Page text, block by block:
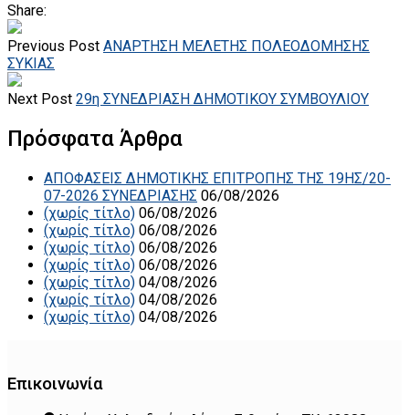
Share:
Previous Post ΑΝΑΡΤΗΣΗ ΜΕΛΕΤΗΣ ΠΟΛΕΟΔΟΜΗΣΗΣ
ΣΥΚΙΑΣ
Next Post 29η ΣΥΝΕΔΡΙΑΣΗ ΔΗΜΟΤΙΚΟΥ ΣΥΜΒΟΥΛΙΟΥ
Πρόσφατα Άρθρα
ΑΠΟΦΑΣΕΙΣ ΔΗΜΟΤΙΚΗΣ ΕΠΙΤΡΟΠΗΣ ΤΗΣ 19ΗΣ/20-
07-2026 ΣΥΝΕΔΡΙΑΣΗΣ 06/08/2026
(χωρίς τίτλο) 06/08/2026
(χωρίς τίτλο) 06/08/2026
(χωρίς τίτλο) 06/08/2026
(χωρίς τίτλο) 06/08/2026
(χωρίς τίτλο) 04/08/2026
(χωρίς τίτλο) 04/08/2026
(χωρίς τίτλο) 04/08/2026
Επικοινωνία